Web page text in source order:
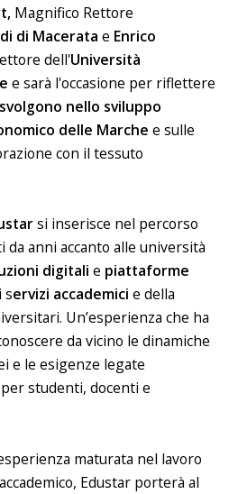
Magnifico Rettore
di Macerata e Enrico
dell'Università
e sarà l'occasione per riflettere
nello sviluppo
delle Marche e sulle
con il tessuto
si inserisce nel percorso
da anni accanto alle università
digitali e piattaforme
servizi accademici e della
Un’esperienza che ha
da vicino le dinamiche
e le esigenze legate
studenti, docenti e
maturata nel lavoro
Edustar porterà al